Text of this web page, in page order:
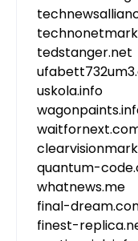
tedstanger.net
uskola.info
quantum-
whatnews.me
final-
finest-